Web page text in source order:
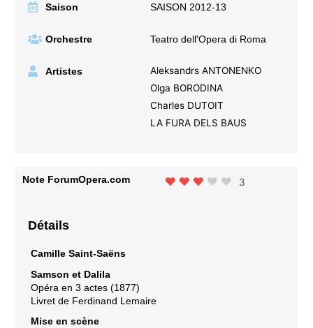
Saison SAISON 2012-13
Orchestre Teatro dell'Opera di Roma
Artistes
Aleksandrs ANTONENKO
Olga BORODINA
Charles DUTOIT
LA FURA DELS BAUS
Note ForumOpera.com 3
Détails
Camille Saint-Saëns
Samson et Dalila
Opéra en 3 actes (1877)
Livret de Ferdinand Lemaire
Mise en scène